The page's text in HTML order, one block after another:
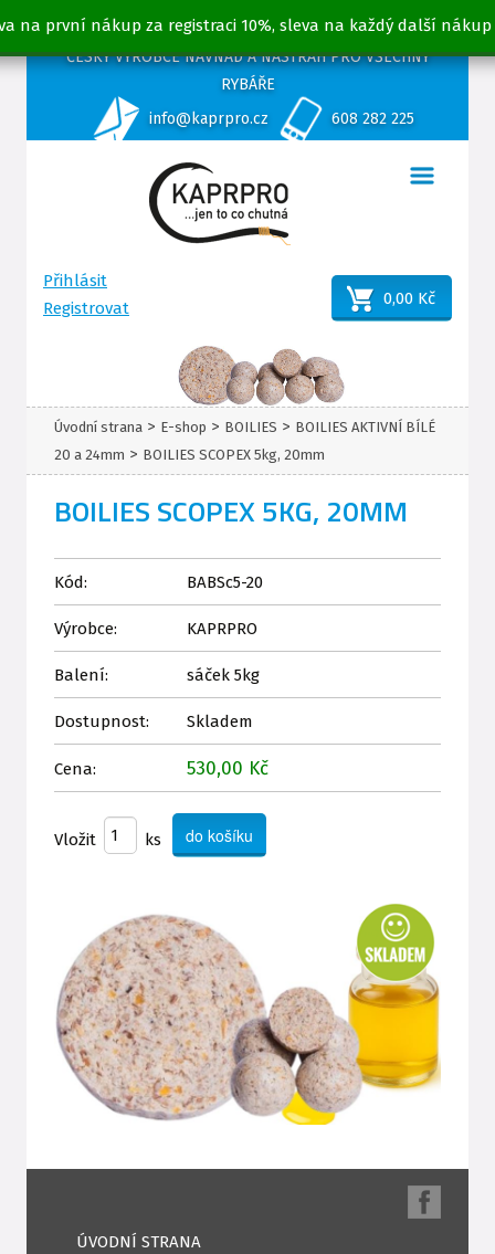
na první nákup za registraci 10%, sleva na každý další nákup
ČESKÝ VÝROBCE NÁVNAD A NÁSTRAH PRO VŠECHNY
RYBÁŘE
info@kaprpro.cz
608 282 225
Přihlásit
Registrovat
0,00 Kč
Úvodní strana > E-shop > BOILIES > BOILIES AKTIVNÍ BÍLÉ
20 a 24mm > BOILIES SCOPEX 5kg, 20mm
BOILIES SCOPEX 5KG, 20MM
Kód: BABSc5-20
Výrobce: KAPRPRO
Balení: sáček 5kg
Dostupnost: Skladem
Cena: 530,00 Kč
Vložit ks
ÚVODNÍ STRANA